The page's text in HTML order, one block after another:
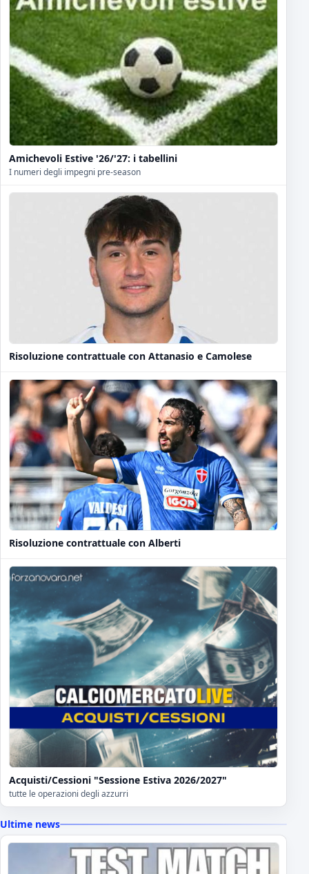
Amichevoli Estive '26/'27: i tabellini
I numeri degli impegni pre-season
Risoluzione contrattuale con Attanasio e Camolese
Risoluzione contrattuale con Alberti
Acquisti/Cessioni "Sessione Estiva 2026/2027"
tutte le operazioni degli azzurri
Ultime news